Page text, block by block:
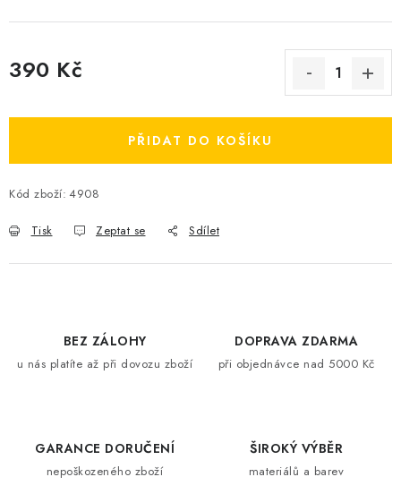
390 Kč
PŘIDAT DO KOŠÍKU
Kód zboží: 4908
Tisk Zeptat se Sdílet
BEZ ZÁLOHY
u nás platíte až při dovozu zboží
DOPRAVA ZDARMA
při objednávce nad 5000 Kč
GARANCE DORUČENÍ
nepoškozeného zboží
ŠIROKÝ VÝBĚR
materiálů a barev